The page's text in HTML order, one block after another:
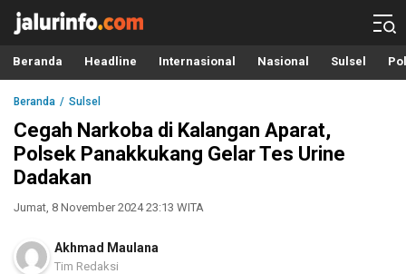
Info Terbaru, Berita Terkini Hari Ini, Jalurinfo.com
Terkini, Akurat dan Terpercaya
Beranda Headline Internasional Nasional Sulsel
Beranda Sulsel
Cegah Narkoba di Kalangan Aparat,
Polsek Panakkukang Gelar Tes Urine
Dadakan
Jumat, 8 November 2024 23:13 WITA
Akhmad Maulana
Tim Redaksi